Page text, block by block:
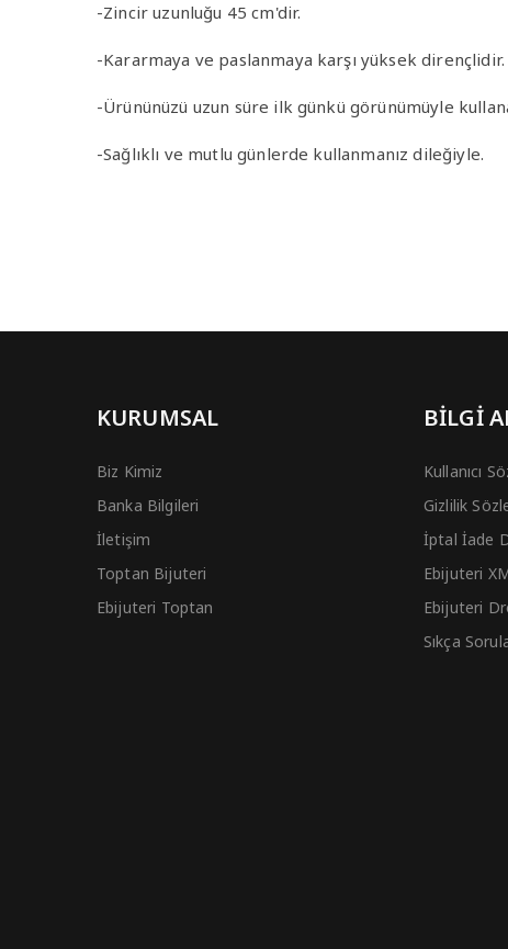
-Zincir uzunluğu 45 cm'dir.
-Kararmaya ve paslanmaya karşı yüksek dirençlidir.
-Ürününüzü uzun süre ilk günkü görünümüyle
-Sağlıklı ve mutlu günlerde kullanmanız dileğiyle.
KURUMSAL
Biz Kimiz
Banka Bilgileri
İletişim
Toptan Bijuteri
Ebijuteri Toptan
BİLGİ
Kullanıcı
Gizlilik
İptal İade
Ebijuteri
Ebijuteri
Sıkça